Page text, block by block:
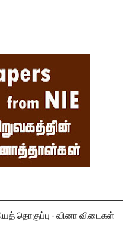
தொகுப்பு - வினா விடைகள்